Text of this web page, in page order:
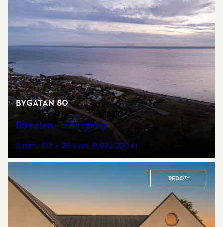
Bygatan 80
Domsten, Helsingborg
6 rum 197 + 28 kvm 8 995 000 kr
REDO™